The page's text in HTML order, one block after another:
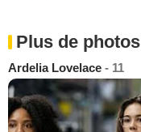
Plus de photos
Ardelia Lovelace - 11